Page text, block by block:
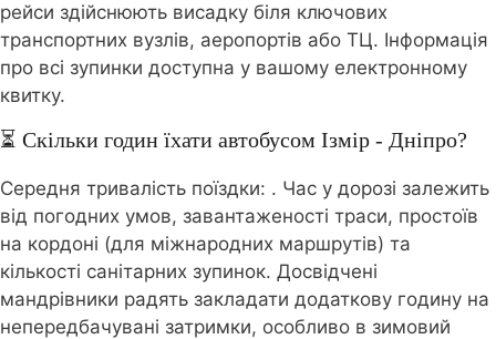
рейси здійснюють висадку біля ключових
транспортних вузлів, аеропортів або ТЦ. Інформація
про всі зупинки доступна у вашому електронному
квитку.
⏳ Скільки годин їхати автобусом Ізмір - Дніпро?
Середня тривалість поїздки: . Час у дорозі залежить
від погодних умов, завантаженості траси, простоїв
на кордоні (для міжнародних маршрутів) та
кількості санітарних зупинок. Досвідчені
мандрівники радять закладати додаткову годину на
непередбачувані затримки, особливо в зимовий